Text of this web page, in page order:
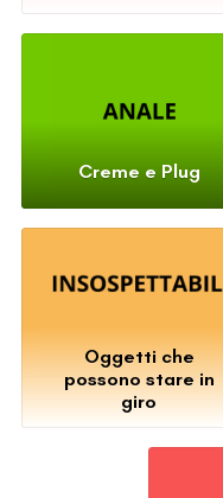
Creme e Plug
Oggetti che
possono stare in
giro